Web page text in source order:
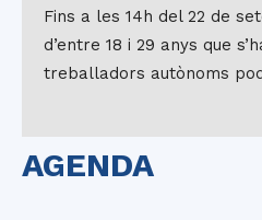
Fins a les 14h del 22 de
d’entre 18 i 29 anys que
treballadors autònoms
AGENDA